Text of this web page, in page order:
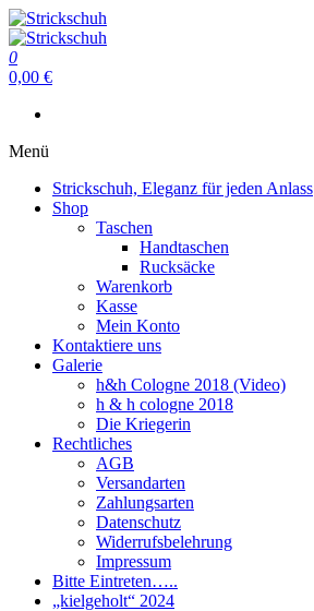
Zum
Inhalt
springen
Strickschuh
Strickschuh
0
0,00 €
Menü
Strickschuh, Eleganz für jeden Anlass
Shop
Taschen
Handtaschen
Rucksäcke
Warenkorb
Kasse
Mein Konto
Kontaktiere uns
Galerie
h&h Cologne 2018 (Video)
h & h cologne 2018
Die Kriegerin
Rechtliches
AGB
Versandarten
Zahlungsarten
Datenschutz
Widerrufsbelehrung
Impressum
Bitte Eintreten…..
„kielgeholt“ 2024